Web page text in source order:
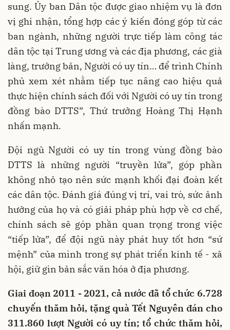
sung. Ủy ban Dân tộc được giao nhiệm vụ là đơn
vị ghi nhận, tổng hợp các ý kiến đóng góp từ các
ban ngành, những người trực tiếp làm công tác
dân tộc tại Trung ương và các địa phương, các già
làng, trưởng bản, Người có uy tín… để trình Chính
phủ xem xét nhằm tiếp tục nâng cao hiệu quả
thực hiện chính sách đối với Người có uy tín trong
đồng bào DTTS”, Thứ trưởng Hoàng Thị Hạnh
nhấn mạnh.
Đội ngũ Người có uy tín trong vùng đồng bào
DTTS là những người “truyền lửa”, góp phần
không nhỏ tạo nên sức mạnh khối đại đoàn kết
các dân tộc. Đánh giá đúng vị trí, vai trò, sức ảnh
hưởng của họ và có giải pháp phù hợp về cơ chế,
chính sách sẽ góp phần quan trọng trong việc
“tiếp lửa”, để đội ngũ này phát huy tốt hơn “sứ
mệnh” của mình trong sự phát triển kinh tế - xã
hội, giữ gìn bản sắc văn hóa ở địa phương.
Giai đoạn 2011 - 2021, cả nước đã tổ chức 6.728
chuyến thăm hỏi, tặng quà Tết Nguyên đán cho
311.860 lượt Người có uy tín; tổ chức thăm hỏi,